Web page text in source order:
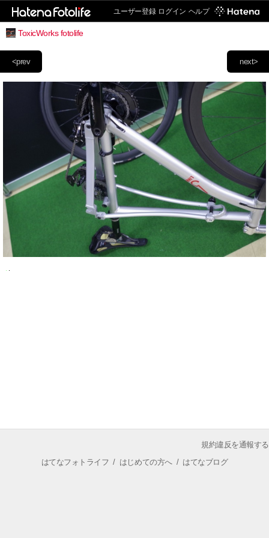
ユーザー登録 ログイン ヘルプ
ToxicWorks fotolife
next>
<prev
規約違反を通報する
はてなフォトライフ / はじめての方へ/ はてなブログ